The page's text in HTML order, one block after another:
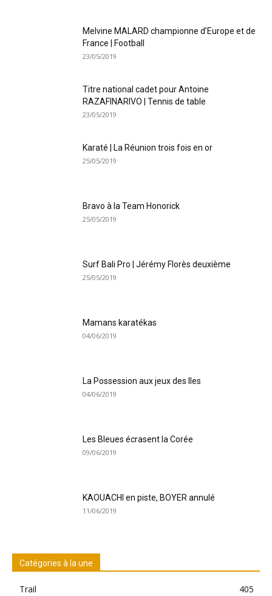
Melvine MALARD championne d’Europe et de
France | Football
23/05/2019
Titre national cadet pour Antoine
RAZAFINARIVO | Tennis de table
23/05/2019
Karaté | La Réunion trois fois en or
25/05/2019
Bravo à la Team Honorick
25/05/2019
Surf Bali Pro | Jérémy Florès deuxième
25/05/2019
Mamans karatékas
04/06/2019
La Possession aux jeux des Iles
04/06/2019
Les Bleues écrasent la Corée
09/06/2019
KAOUACHI en piste, BOYER annulé
11/06/2019
Catégories à la une
Trail
405